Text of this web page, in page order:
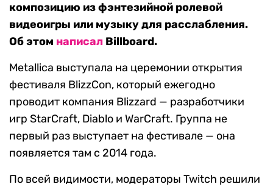
композицию из фэнтезийной ролевой
видеоигры или музыку для расслабления.
Об этом написал Billboard.
Metallica выступала на церемонии открытия
фестиваля BlizzCon, который ежегодно
проводит компания Blizzard — разработчики
игр StarCraft, Diablo и WarCraft. Группа не
первый раз выступает на фестивале — она
появляется там с 2014 года.
По всей видимости, модераторы Twitch решили